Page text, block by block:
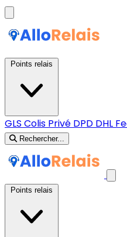
GLS Colis Privé DPD DHL
Rechercher...